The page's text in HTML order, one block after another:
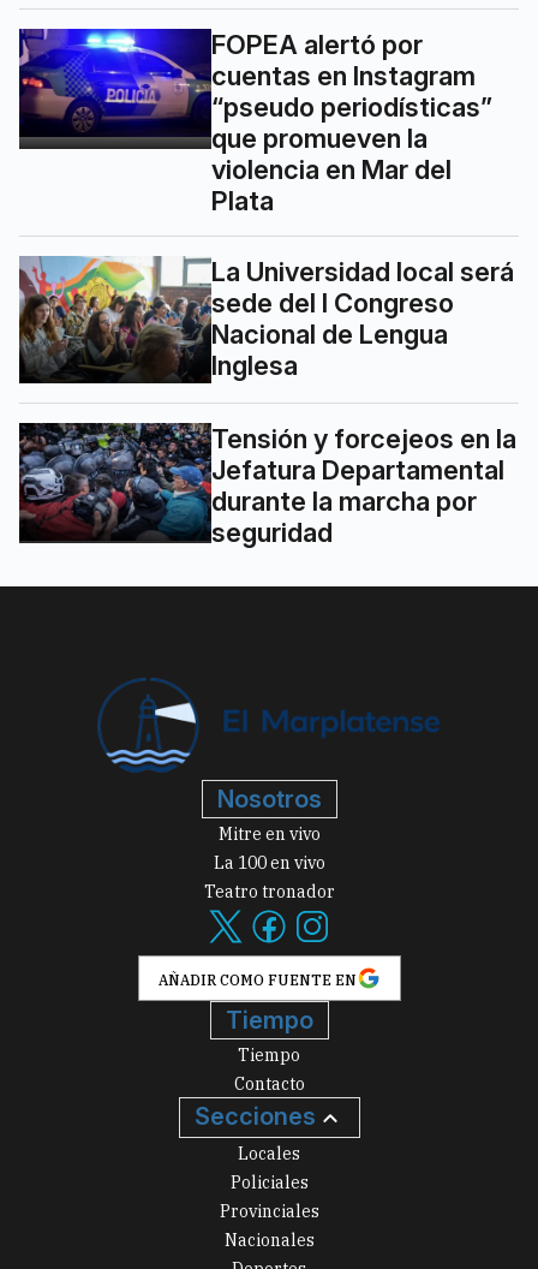
FOPEA alertó por
cuentas en Instagram
“pseudo periodísticas”
que promueven la
violencia en Mar del
Plata
La Universidad local será
sede del I Congreso
Nacional de Lengua
Inglesa
Tensión y forcejeos en la
Jefatura Departamental
durante la marcha por
seguridad
Mitre en vivo
La 100 en vivo
Teatro tronador
AÑADIR COMO FUENTE EN
Tiempo
Tiempo
Contacto
Secciones
Locales
Policiales
Provinciales
Nacionales
Deportes
Arte, Cultura y Espectáculos